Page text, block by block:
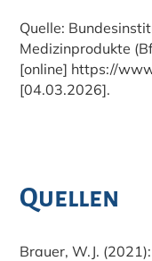
Quelle:
Medizinprodukte
[online] https://
[04.03.2026].
Quellen
Brauer, W.J.